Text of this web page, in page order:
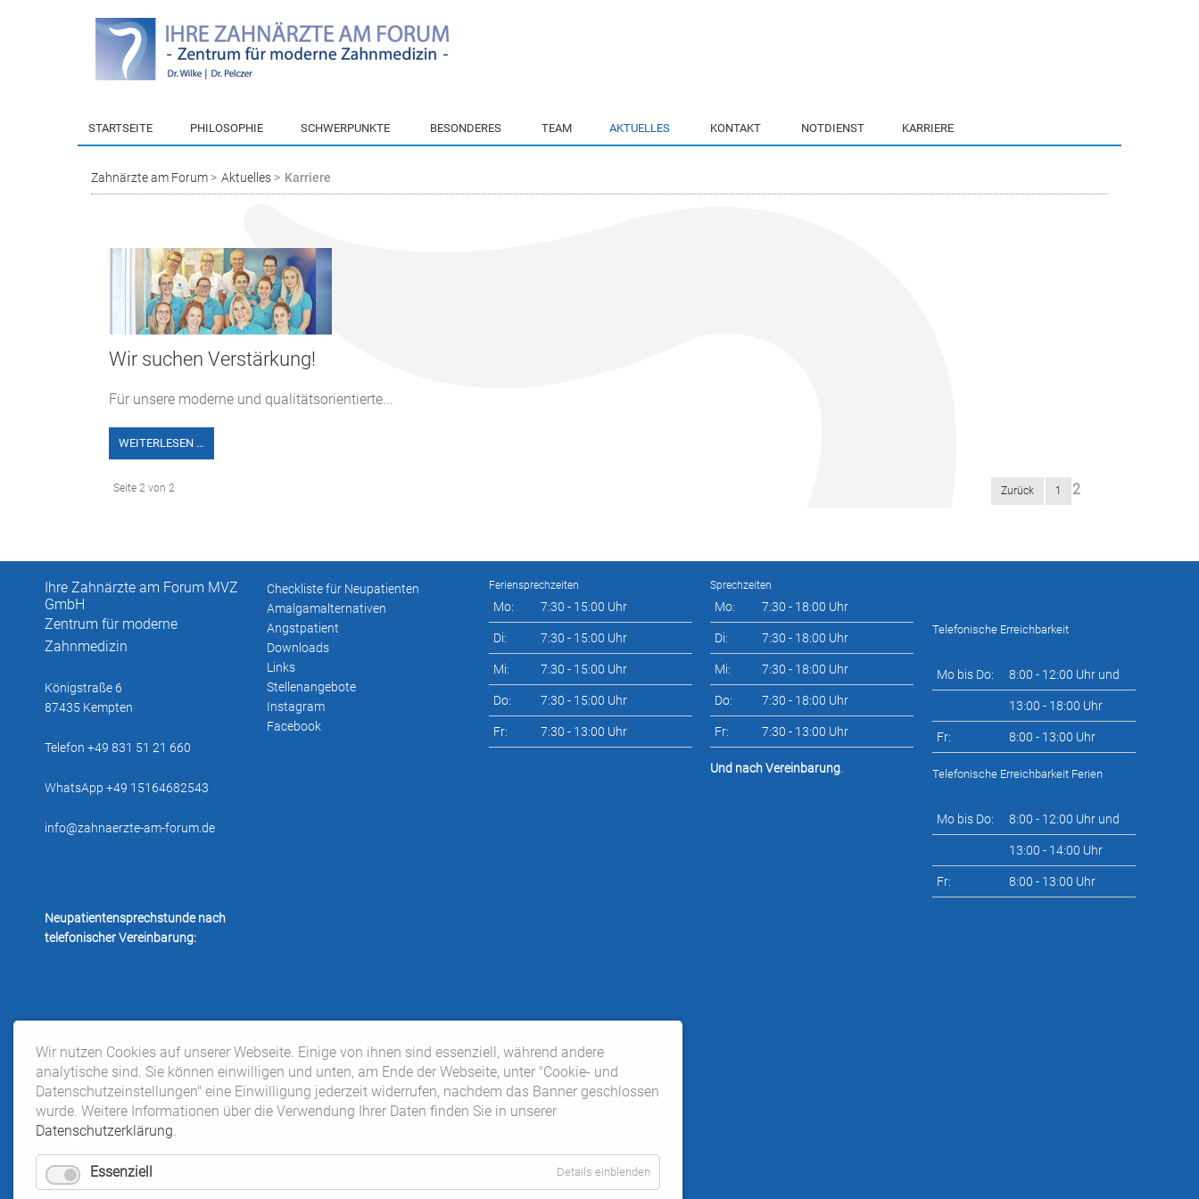
STARTSEITE PHILOSOPHIE SCHWERPUNKTE BESONDERES TEAM AKTUELLES KONTAKT NOTDIENST KARRIERE
Zahnärzte am Forum Aktuelles Karriere
Wir suchen Verstärkung!
Für unsere moderne und qualitätsorientierte...
WEITERLESEN …
Seite 2 von 2 Zurück 1 2
Ihre Zahnärzte am Forum MVZ
GmbH
Zentrum für moderne
Zahnmedizin
Königstraße 6
87435 Kempten
Telefon +49 831 51 21 660
WhatsApp +49 15164682543
info@zahnaerzte-am-forum.de
Checkliste für Neupatienten
Amalgamalternativen
Angstpatient
Downloads
Links
Stellenangebote
Instagram
Facebook
Feriensprechzeiten
Mo: 7:30 - 15:00 Uhr
Di: 7:30 - 15:00 Uhr
Mi: 7:30 - 15:00 Uhr
Do: 7:30 - 15:00 Uhr
Fr: 7:30 - 13:00 Uhr
Sprechzeiten
Mo: 7:30 - 18:00 Uhr
Di: 7:30 - 18:00 Uhr
Mi: 7:30 - 18:00 Uhr
Do: 7:30 - 18:00 Uhr
Fr: 7:30 - 13:00 Uhr
Und nach Vereinbarung
Telefonische Erreichbarkeit
Mo bis Do: 8:00 - 12:00 Uhr und
13:00 - 18:00 Uhr
Fr: 8:00 - 13:00 Uhr
Telefonische Erreichbarkeit Ferien
Mo bis Do: 8:00 - 12:00 Uhr und
13:00 - 14:00 Uhr
Fr: 8:00 - 13:00 Uhr
Neupatientensprechstunde nach
telefonischer Vereinbarung:
Dr. Wilke:
im Moment keine
Neupatientenaufnahme
Dr. Pelczer:
im Moment keine
Neupatientenaufnahme
Wir nutzen Cookies auf unserer Webseite. Einige von ihnen sind essenziell, während andere
analytische sind. Sie können einwilligen und unten, am Ende der Webseite, unter "Cookie- und
Datenschutzeinstellungen" eine Einwilligung jederzeit widerrufen, nachdem das Banner geschlossen
wurde. Weitere Informationen über die Verwendung Ihrer Daten finden Sie in unserer
Datenschutzerklärung.
Essenziell Details einblenden